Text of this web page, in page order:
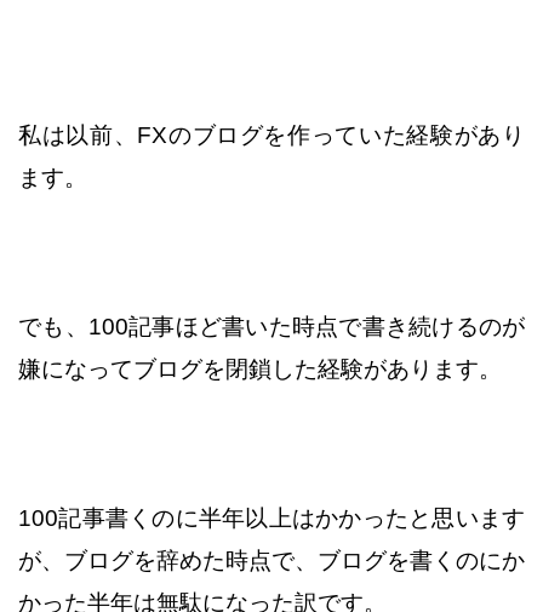
私は以前、FXのブログを作っていた経験があり
ます。
でも、100記事ほど書いた時点で書き続けるのが
嫌になってブログを閉鎖した経験があります。
100記事書くのに半年以上はかかったと思います
が、 ブログを辞めた時点で、ブログを書くのにか
かった半年は無駄になった訳です。